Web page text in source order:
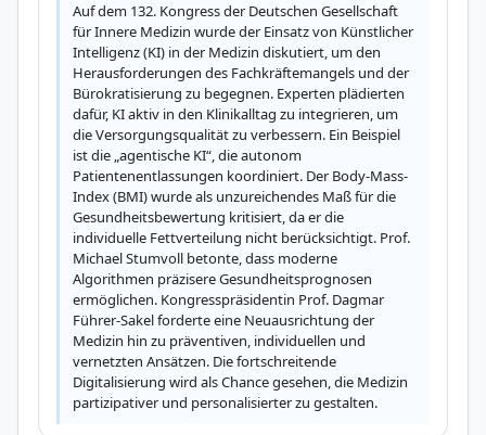
Auf dem 132. Kongress der Deutschen Gesellschaft
für Innere Medizin wurde der Einsatz von Künstlicher
Intelligenz (KI) in der Medizin diskutiert, um den
Herausforderungen des Fachkräftemangels und der
Bürokratisierung zu begegnen. Experten plädierten
dafür, KI aktiv in den Klinikalltag zu integrieren, um
die Versorgungsqualität zu verbessern. Ein Beispiel
ist die „agentische KI“, die autonom
Patientenentlassungen koordiniert. Der Body-Mass-
Index (BMI) wurde als unzureichendes Maß für die
Gesundheitsbewertung kritisiert, da er die
individuelle Fettverteilung nicht berücksichtigt. Prof.
Michael Stumvoll betonte, dass moderne
Algorithmen präzisere Gesundheitsprognosen
ermöglichen. Kongresspräsidentin Prof. Dagmar
Führer-Sakel forderte eine Neuausrichtung der
Medizin hin zu präventiven, individuellen und
vernetzten Ansätzen. Die fortschreitende
Digitalisierung wird als Chance gesehen, die Medizin
partizipativer und personalisierter zu gestalten.